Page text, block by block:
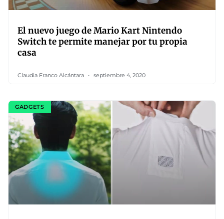
El nuevo juego de Mario Kart Nintendo
Switch te permite manejar por tu propia
casa
Claudia Franco Alcántara septiembre 4, 2020
GADGETS